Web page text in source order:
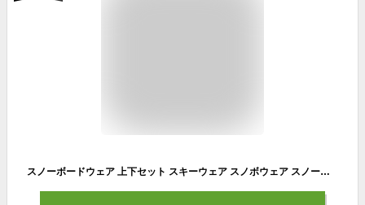
スノーボードウェア 上下セット スキーウェア スノボウェア スノーウェア スノーボード ウェア スノボ ボード スキー ウエア セット オーバーサイズ 大きいサイズ レディース 北海道 札幌 送料無料 DLITE ディライト